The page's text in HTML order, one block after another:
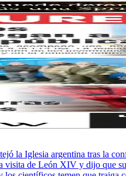
la Iglesia argentina tras la
de León XIV y dijo que